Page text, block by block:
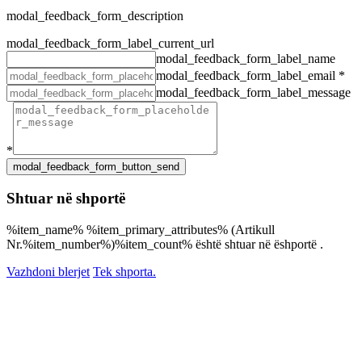
modal_feedback_form_description
modal_feedback_form_label_current_url
modal_feedback_form_label_name
modal_feedback_form_label_email *
modal_feedback_form_label_message
*
Shtuar në shportë
%item_name% %item_primary_attributes% (Artikull
Nr.%item_number%)%item_count% është shtuar në ëshportë .
Vazhdoni blerjet Tek shporta.